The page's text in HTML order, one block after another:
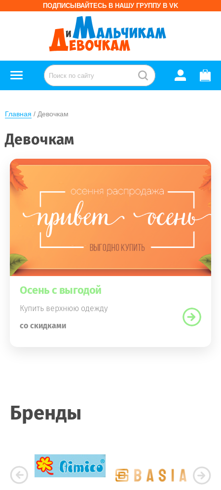
ПОДПИСЫВАЙТЕСЬ В НАШУ ГРУППУ В VK
Главная / Девочкам
Девочкам
Осень с выгодой
Купить верхнюю одежду
со скидками
Бренды